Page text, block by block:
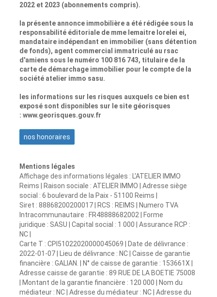
2022 et 2023 (abonnements compris).
la présente annonce immobilière a été rédigée sous la
responsabilité éditoriale de mme lemaitre lorelei ei,
mandataire indépendant en immobilier (sans détention
de fonds), agent commercial immatriculé au rsac
d'amiens sous le numéro 100 816 743, titulaire de la
carte de démarchage immobilier pour le compte de la
société atelier immo sasu.
les informations sur les risques auxquels ce bien est
exposé sont disponibles sur le site géorisques
: www.georisques.gouv.fr
nos honoraires
Mentions légales
Affichage des informations légales : L'ATELIER IMMO
Reims | Raison sociale : ATELIER IMMO | Adresse siège
social : 6 boulevard de la Paix - 51100 Reims |
Siret : 88868200200017 | RCS : REIMS | Numero TVA
Intracommunautaire : FR48888682002 | Forme
juridique : SASU | Capital social : 1 000 | Assurance RCP :
NC |
Carte T : CPI51022020000045069 | Date de délivrance :
2022-01-07 | Lieu de délivrance : NC | Caisse de garantie
financière : GALIAN. | N° de caisse de garantie : 153661X |
Adresse caisse de garantie : 89 RUE DE LA BOETIE 75008
| Montant de la garantie financière : 120 000 | Nom du
médiateur : NC | Adresse du médiateur : NC | Adresse du